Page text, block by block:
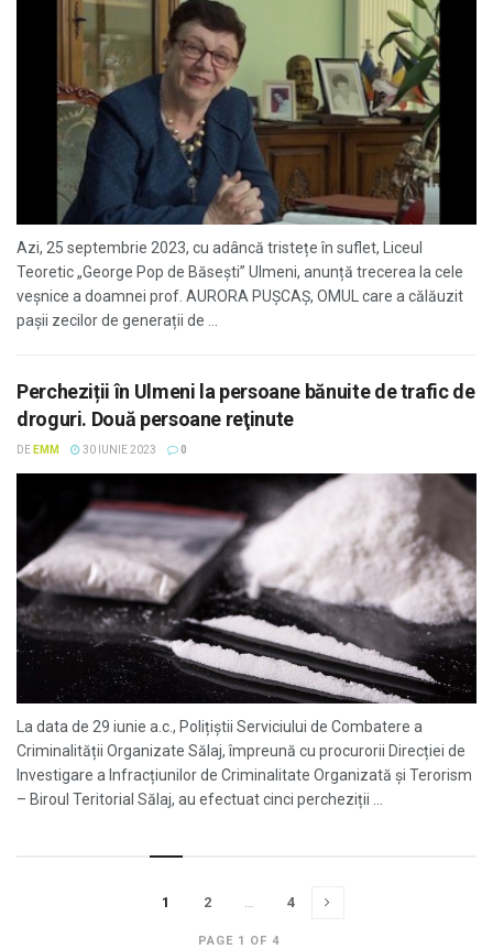
Azi, 25 septembrie 2023, cu adâncă tristețe în suflet, Liceul
Teoretic „George Pop de Băsești” Ulmeni, anunță trecerea la cele
veșnice a doamnei prof. AURORA PUȘCAȘ, OMUL care a călăuzit
pașii zecilor de generații de ...
Percheziții în Ulmeni la persoane bănuite de trafic de
droguri. Două persoane reţinute
DE EMM 30 IUNIE 2023 0
La data de 29 iunie a.c., Polițiștii Serviciului de Combatere a
Criminalității Organizate Sălaj, împreună cu procurorii Direcției de
Investigare a Infracțiunilor de Criminalitate Organizată și Terorism
– Biroul Teritorial Sălaj, au efectuat cinci percheziții ...
PAGE 1 OF 4
1 2 … 4